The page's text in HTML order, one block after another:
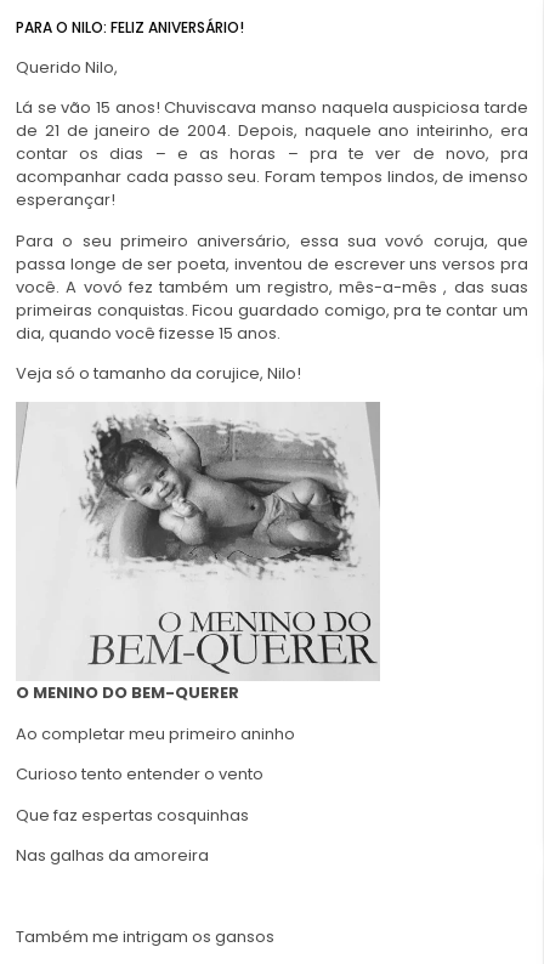
PARA O NILO: FELIZ ANIVERSÁRIO!
Querido Nilo,
Lá se vão 15 anos! Chuviscava manso naquela auspiciosa tarde
de 21 de janeiro de 2004. Depois, naquele ano inteirinho, era
contar os dias – e as horas – pra te ver de novo, pra
acompanhar cada passo seu. Foram tempos lindos, de imenso
esperançar!
Para o seu primeiro aniversário, essa sua vovó coruja, que
passa longe de ser poeta, inventou de escrever uns versos pra
você. A vovó fez também um registro, mês-a-mês , das suas
primeiras conquistas. Ficou guardado comigo, pra te contar um
dia, quando você fizesse 15 anos.
Veja só o tamanho da corujice, Nilo!
O MENINO DO BEM-QUERER
Ao completar meu primeiro aninho
Curioso tento entender o vento
Que faz espertas cosquinhas
Nas galhas da amoreira
Também me intrigam os gansos